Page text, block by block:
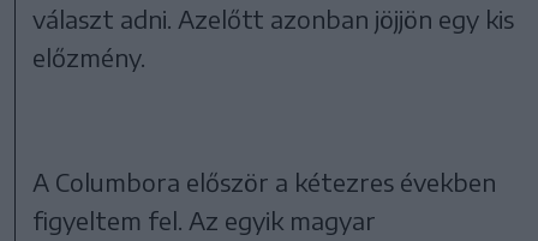
választ adni. Azelőtt azonban jöjjön egy kis
előzmény.
A Columbora először a kétezres években
figyeltem fel. Az egyik magyar